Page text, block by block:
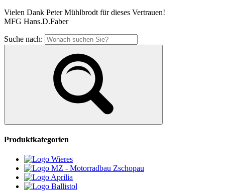
Vielen Dank Peter Mühlbrodt für dieses Vertrauen!
MFG Hans.D.Faber
Suche nach:
Produktkategorien